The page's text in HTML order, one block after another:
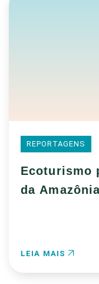
REPORTAGENS
Ecoturismo
da
LEIA MAIS